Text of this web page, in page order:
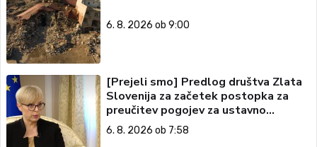
6. 8. 2026 ob 9:00
[Prejeli smo] Predlog društva Zlata
Slovenija za začetek postopka za
preučitev pogojev za ustavno
obtožbo predsednice Republike
Slovenije
6. 8. 2026 ob 7:58